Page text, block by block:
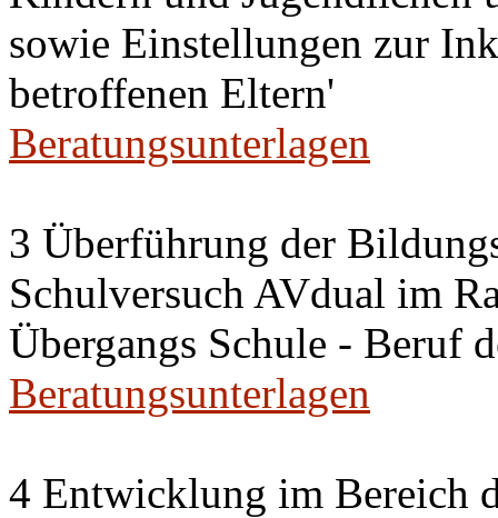
sowie Einstellungen zur
betroffenen Eltern'
Beratungsunterlagen
3 Überführung der
Schulversuch AVdual im
Übergangs Schule - Beruf
Beratungsunterlagen
4 Entwicklung im Bereich